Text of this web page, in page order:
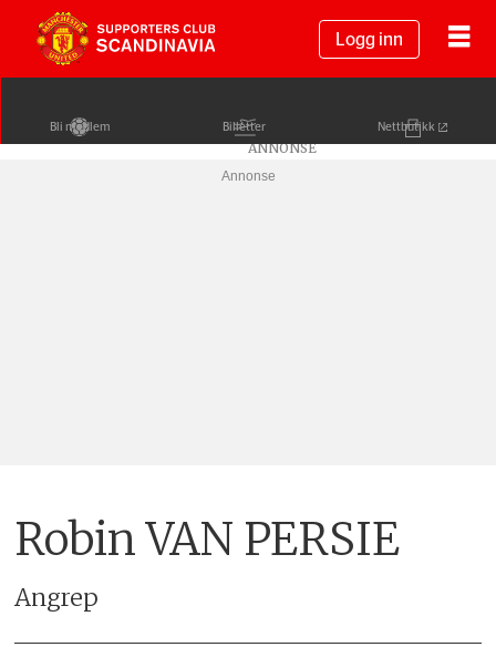
Logg inn
Bli medlem Billetter Nettbutikk
Annonse
Robin VAN PERSIE
Angrep